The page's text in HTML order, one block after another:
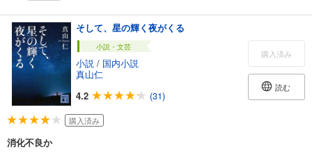
そして、星の輝く夜がくる
小説・文芸
小説 / 国内小説
真山仁
4.2
(31)
購入済み
読む
購入済み
消化不良か